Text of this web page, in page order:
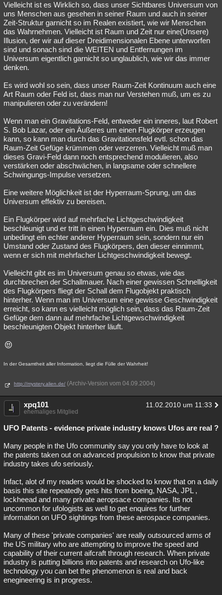
Vielleicht ist es Wirklich so, dass unser Sichtbares Universum von
uns Menschen aus gesehen in seiner Raum und auch in seiner
Zeit-Struktur garnicht so im Realen existiert, wie wir Menschen
das Wahrnehmen. Vielleicht ist Raum und Zeit nur eine(Unsere)
Illusion, der wir auf dieser Dreidimensionalen Ebene unterworfen
sind und sonach sind die WEITEN und Entfernungen im
Universum eigentlich garnicht so unglaublich, wie wir das immer
denken.
Es wird wohl so sein, dass unser Raum-Zeit Kontinuum auch eine
Art Raum oder Feld ist, dass man nur Verstehen muß, um es zu
manipulieren oder zu verändern!
Wenn man ein Gravitations-Feld, entweder ein inneres, laut Robert
S. Bob Lazar, oder ein Äußeres um einen Flugkörper erzeugen
kann, so kann man durch das Gravitationsfeld evtl. schon das
Raum-Zeit Gefüge krümmen oder verzerren. Vielleicht muß man
dieses Gravi-Feld dann noch entsprechend modulieren, also
verstärken oder abschwächen, in langsame oder schnellere
Schwingungs-Impulse versetzen.
Eine weitere Möglichkeit ist der Hyperraum-Sprung, um das
Universum effektiv zu bereisen.
Ein Flugkörper wird auf mehrfache Lichtgeschwindigkeit
beschleunigt und er tritt in einen Hyperraum ein. Dies muß nicht
unbedingt ein echter anderer Hyperraum sein, sondern nur ein
Umstand oder Zustand des Flugkörpers, den dieser einnimmt,
wenn er sich mit mehrfacher Lichtgeschwindigkeit bewegt.
Vielleicht gibt es im Universum genau so etwas, wie das
durchbrechen der Schallmauer. Nach einer gewissen Schnelligkeit
des Flugkörpers fliegt der Schall dem Flugobjekt praktisch
hinterher. Wenn man im Universum eine gewisse Geschwindigkeit
erreicht, so kann es vielleicht möglich sein, dass das Raum-Zeit
Gefüge dem dann auf mehrfache Lichtgewschwindigkeit
beschleunigten Objekt hinterher läuft.
In der Gesamtheit aller Information, liegt die Fülle der Wahrheit!
http://mystery.alien.de/ (Archiv-Version vom 04.09.2004)
xpq101 11.02.2010 um 11:33
ehemaliges Mitglied
UFO Patents - evidence private industry knows Ufos are real ?
Many people in the Ufo community say you only have to look at
the patents taken out on advanced propulsion to know that private
industry takes ufo seriously.
Infact, alot of my readers would be shocked to know that on a daily
basis this site repeatedly gets hits from boeing, NASA, JPL ,
lockheead and many private aeropsace companies. Its not
uncommon for ufologists as well to get enquires for further
information on UFO sightings from these aerospace companies.
Many of these 'private companies' are really outsourced arms of
the US military who are attempting to improve the speed and
capability of their current aifcraft through research. When private
industry is putting billions into patents and research on Ufo-like
technology you can bet the phenomenon is real and back
enegineering is in progress.